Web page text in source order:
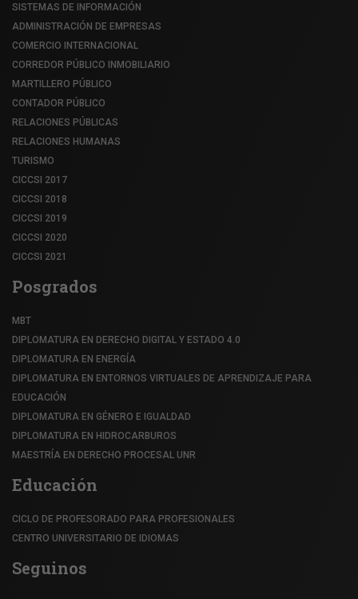
SISTEMAS DE INFORMACIÓN
ADMINISTRACIÓN DE EMPRESAS
COMERCIO INTERNACIONAL
CORREDOR PÚBLICO INMOBILIARIO
MARTILLERO PÚBLICO
CONTADOR PÚBLICO
RELACIONES PÚBLICAS
RELACIONES HUMANAS
TURISMO
CICCSI 2017
CICCSI 2018
CICCSI 2019
CICCSI 2020
CICCSI 2021
Posgrados
MBT
DIPLOMATURA EN DERECHO DIGITAL Y ESTADO 4.0
DIPLOMATURA EN ENERGÍA
DIPLOMATURA EN ENTORNOS VIRTUALES DE APRENDIZAJE PARA
EDUCACIÓN
DIPLOMATURA EN GÉNERO E IGUALDAD
DIPLOMATURA EN HIDROCARBUROS
MAESTRÍA EN DERECHO PROCESAL UNR
Educación
CICLO DE PROFESORADO PARA PROFESIONALES
CENTRO UNIVERSITARIO DE IDIOMAS
Seguinos